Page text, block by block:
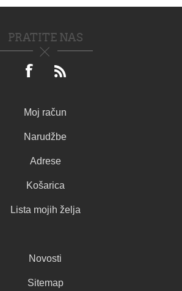
PRATITE NAS
Moj račun
Narudžbe
Adrese
Košarica
Lista mojih želja
Novosti
Sitemap